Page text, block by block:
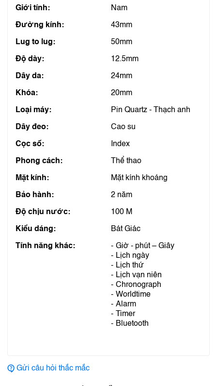
Giới tính: Nam
Đường kính: 43mm
Lug to lug: 50mm
Độ dày: 12.5mm
Dây da: 24mm
Khóa: 20mm
Loại máy: Pin Quartz - Thạch anh
Dây đeo: Cao su
Cọc số: Index
Phong cách: Thể thao
Mặt kính: Mặt kính khoáng
Bảo hành: 2 năm
Độ chịu nước: 100 M
Kiểu dáng: Bát Giác
Tính năng khác:
Giờ - phút – Giây
Lịch ngày
Lịch thứ
Lịch vạn niên
Chronograph
Worldtime
Alarm
Timer
Bluetooth
Gửi câu hỏi thắc mắc